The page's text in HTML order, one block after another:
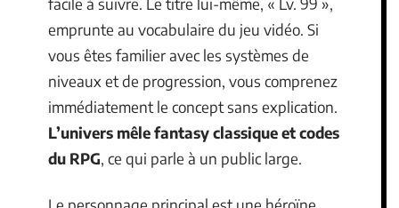
emprunte au vocabulaire du jeu vidéo. Si
vous êtes familier avec les systèmes de
niveaux et de progression, vous comprenez
immédiatement le concept sans explication.
L’univers mêle fantasy classique et codes
du RPG, ce qui parle à un public large.